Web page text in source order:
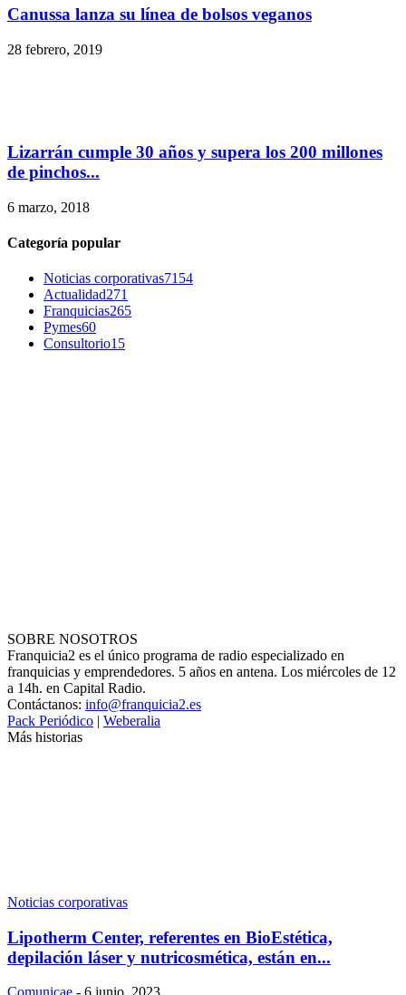
Canussa lanza su línea de bolsos veganos
28 febrero, 2019
Lizarrán cumple 30 años y supera los 200 millones
de pinchos...
6 marzo, 2018
Categoría popular
Noticias corporativas7154
Actualidad271
Franquicias265
Pymes60
Consultorio15
SOBRE NOSOTROS
Franquicia2 es el único programa de radio especializado en
franquicias y emprendedores. 5 años en antena. Los miércoles de 12
a 14h. en Capital Radio.
Contáctanos: info@franquicia2.es
Pack Periódico | Weberalia
Más historias
Noticias corporativas
Lipotherm Center, referentes en BioEstética,
depilación láser y nutricosmética, están en...